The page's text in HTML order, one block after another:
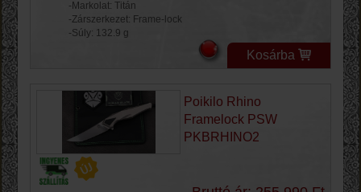
-Markolat: Titán
-Zárszerkezet: Frame-lock
-Súly: 132.9 g
Kosárba
Poikilo Rhino
Framelock PSW
PKBRHINO2